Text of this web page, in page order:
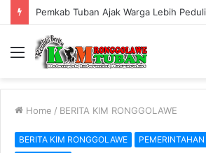
Menu
Home / BERITA KIM RONGGOLAWE
BERITA KIM RONGGOLAWE PEMERINTAHAN